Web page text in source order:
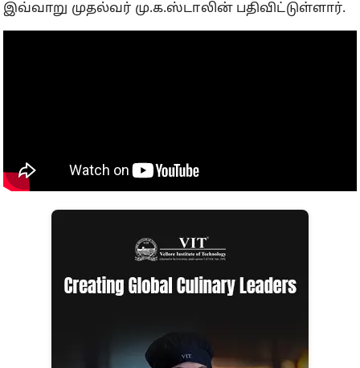
இவ்வாறு முதல்வர் மு.க.ஸ்டாலின் பதிவிட்டுள்ளார்.